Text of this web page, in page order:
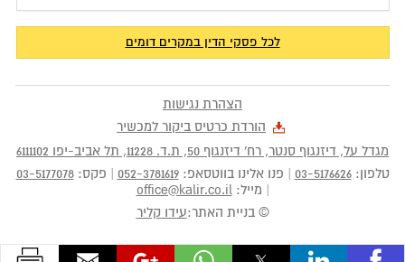
לכל פסקי הדין במקרים דומים
הצהרת נגישות
הורדת כרטיס ביקור למכשיר
מגדל על, דיזנגוף סנטר, רח' דיזנגוף 50
, ת.ד. 11228
, תל אביב-יפו 6111102
טלפון:03-5176626 פנו אלינו בווטסאפ:052-3781619 פקס:03-5177078
מייל:office@kalir.co.il
© בניית האתר:עידו קליר